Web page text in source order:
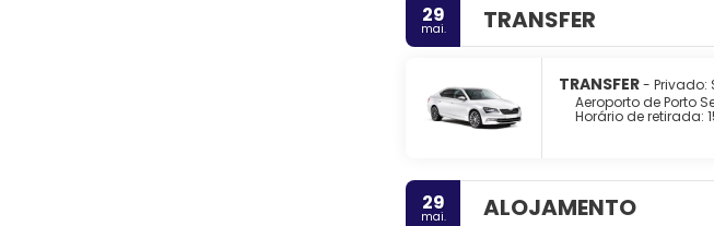
29
mai. TRANSFER
TRANSFER- Privado:
Aeroporto de Porto
Horário de retirada:
29
mai. ALOJAMENTO